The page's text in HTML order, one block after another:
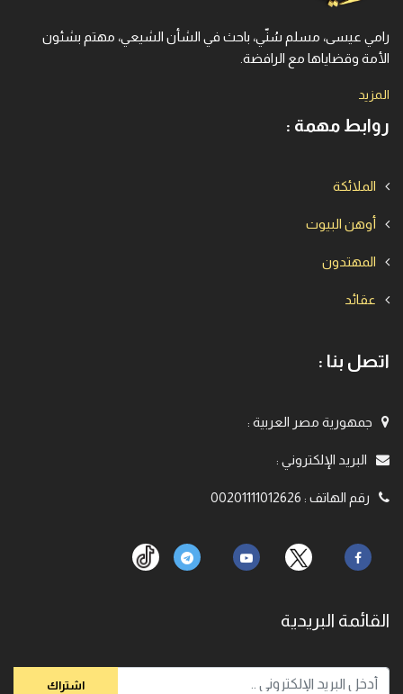
رامي عيسى، مسلم سُنّي، باحث في الشأن الشيعي، مهتم بشئون
الأمة وقضاياها مع الرافضة.
المزيد
روابط مهمة :
الملائكة
أوهن البيوت
المهتدون
عقائد
اتصل بنا :
جمهورية مصر العربية :
البريد الإلكتروني :
رقم الهاتف :
00201111012626
القائمة البريدية